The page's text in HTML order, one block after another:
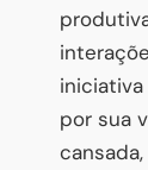
iniciativa
por sua